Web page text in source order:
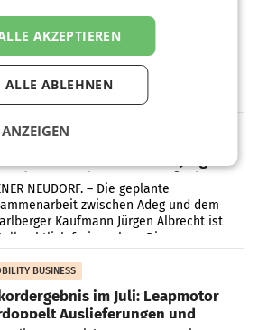
modernisiert zwei Filialen in
und Niederösterreich
NEUDORF. – Im Rahmen einer
Modernisierungsoffensive
Penny zwei Filialen in Nieder- und
Die beiden Standorte liegen
setzt ab 1.1.2027 auf Adeg
NEUDORF. – Die geplante
zwischen Adeg und dem
Kaufmann Jürgen Albrecht ist
freigegeben: Die
und der
BUSINESS
im Juli: Leapmotor
Auslieferungen und
AKZEPTIEREN
ALLE ABLEHNEN